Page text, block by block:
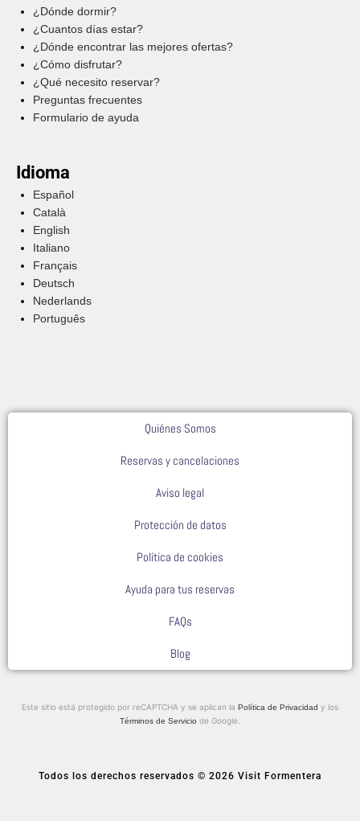
¿Dónde dormir?
¿Cuantos días estar?
¿Dónde encontrar las mejores ofertas?
¿Cómo disfrutar?
¿Qué necesito reservar?
Preguntas frecuentes
Formulario de ayuda
Idioma
Español
Català
English
Italiano
Français
Deutsch
Nederlands
Português
Quiénes Somos
Reservas y cancelaciones
Aviso legal
Protección de datos
Política de cookies
Ayuda para tus reservas
FAQs
Blog
Este sitio está protegido por reCAPTCHA y se aplican la Política de Privacidad y los
Términos de Servicio de Google.
Todos los derechos reservados © 2026 Visit Formentera